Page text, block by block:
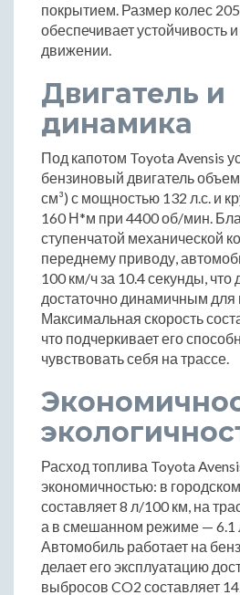
покрытием. Размер колес
обеспечивает устойчивость
движении.
Двигатель и
динамика
Под капотом Toyota Avensis
бензиновый двигатель
см³) с мощностью 132 л.с. и
160 Н*м при 4400 об/мин.
ступенчатой механической
переднему приводу,
100 км/ч за 10.4 секунды, что
достаточно динамичным для
Максимальная скорость
что подчеркивает его
чувствовать себя на трассе.
Расход топлива Toyota
экономичностью: в
составляет 8 л/100 км, на
а в смешанном режиме — 6.1
Автомобиль работает на
делает его эксплуатацию
выбросов CO2 составляет